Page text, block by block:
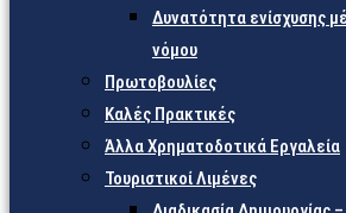
Δυνατότητα ενίσχυσης
νόμου
Πρωτοβουλίες
Καλές Πρακτικές
Άλλα Χρηματοδοτικά Εργαλεία
Τουριστικοί Λιμένες